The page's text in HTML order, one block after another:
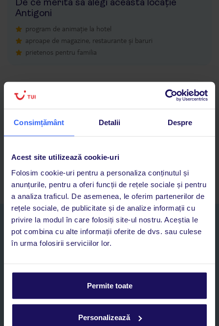
Consimțământ Detalii Despre
Acest site utilizează cookie-uri
Folosim cookie-uri pentru a personaliza conținutul și
anunțurile, pentru a oferi funcții de rețele sociale și pentru
a analiza traficul. De asemenea, le oferim partenerilor de
rețele sociale, de publicitate și de analize informații cu
privire la modul în care folosiți site-ul nostru. Aceștia le
pot combina cu alte informații oferite de dvs. sau culese
în urma folosirii serviciilor lor.
Permite toate
Personalizează
Antigoni
program de animație la hotel
aproape de magazine, restaurante și baruri
prietenos pentru familia
Cauți rapid vacanțe și hoteluri din toată lumea
singură aplicație
Abonați-vă la newsletter
NUME SI PRENUME*
Romania SRL în scopuri de marketing, în cadrul și în scopul
„Informații privind prelucrarea datelor cu caracter